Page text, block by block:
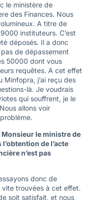
le ministère de
des Finances. Nous
A titre de
instituteurs. C’est
déposés. Il a donc
pas de dépassement
50000 dont vous
requêtes. A cet effet
Minfopra, j’ai reçu des
là. Je voudrais
qui souffrent, je le
allons voir
le ministre de
de l’acte
n’est pas
donc de
trouvées à cet effet.
soit satisfait, et nous